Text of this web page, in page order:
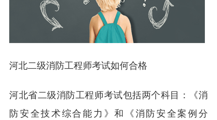
河北二级消防工程师考试如何合格
河北省二级消防工程师考试包括两个科目：《消
防安全技术综合能力》和《消防安全案例分